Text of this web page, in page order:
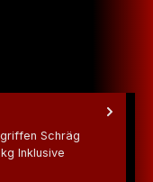
Schräg
Inklusive